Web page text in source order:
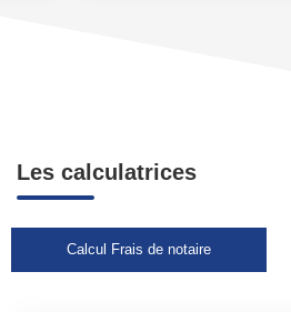
Les calculatrices
Calcul Frais de notaire